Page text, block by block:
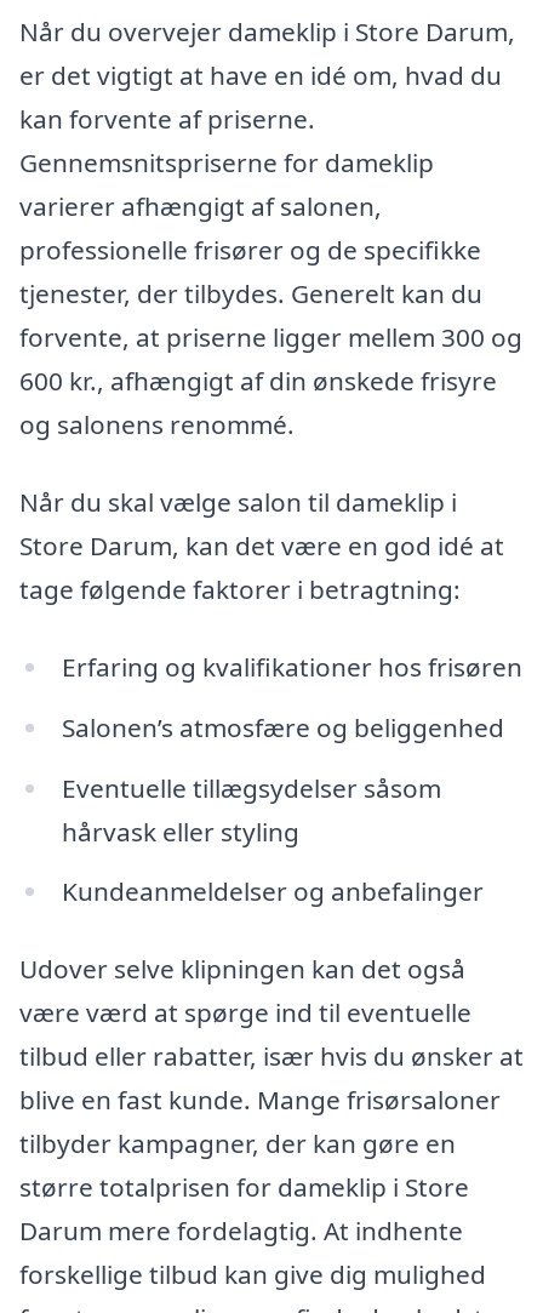
Når du overvejer dameklip i Store Darum,
er det vigtigt at have en idé om, hvad du
kan forvente af priserne.
Gennemsnitspriserne for dameklip
varierer afhængigt af salonen,
professionelle frisører og de specifikke
tjenester, der tilbydes. Generelt kan du
forvente, at priserne ligger mellem 300 og
600 kr., afhængigt af din ønskede frisyre
og salonens renommé.
Når du skal vælge salon til dameklip i
Store Darum, kan det være en god idé at
tage følgende faktorer i betragtning:
Erfaring og kvalifikationer hos frisøren
Salonen’s atmosfære og beliggenhed
Eventuelle tillægsydelser såsom
hårvask eller styling
Kundeanmeldelser og anbefalinger
Udover selve klipningen kan det også
være værd at spørge ind til eventuelle
tilbud eller rabatter, især hvis du ønsker at
blive en fast kunde. Mange frisørsaloner
tilbyder kampagner, der kan gøre en
større totalprisen for dameklip i Store
Darum mere fordelagtig. At indhente
forskellige tilbud kan give dig mulighed